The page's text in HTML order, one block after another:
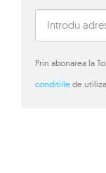
Prin abonarea la
conditiile de